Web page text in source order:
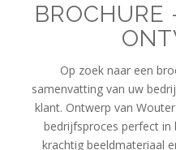
Op zoek naar een
samenvatting van uw
klant. Ontwerp van
bedrijfsproces perfect in
krachtig beeldmateriaal